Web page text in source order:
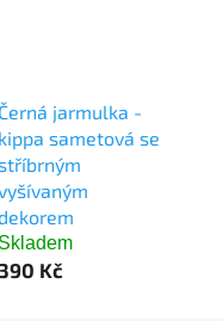
Černá jarmulka -
kippa sametová se
dekorem
Skladem
Kč